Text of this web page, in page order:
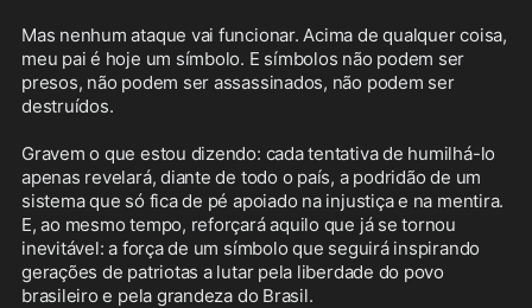
Mas nenhum ataque vai funcionar. Acima de qualquer coisa,
meu pai é hoje um símbolo. E símbolos não podem ser
presos, não podem ser assassinados, não podem ser
destruídos.
Gravem o que estou dizendo: cada tentativa de humilhá-lo
apenas revelará, diante de todo o país, a podridão de um
sistema que só fica de pé apoiado na injustiça e na mentira.
E, ao mesmo tempo, reforçará aquilo que já se tornou
inevitável: a força de um símbolo que seguirá inspirando
gerações de patriotas a lutar pela liberdade do povo
brasileiro e pela grandeza do Brasil.